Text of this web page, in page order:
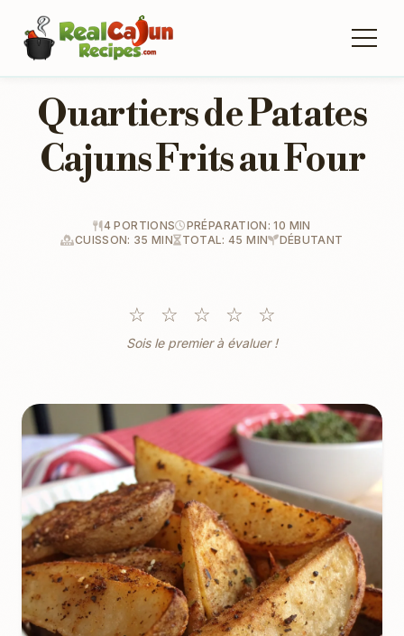
Quartiers de Patates
Cajuns Frits au Four
4 PORTIONS
PRÉPARATION: 10 MIN
CUISSON: 35 MIN
TOTAL: 45 MIN DÉBUTANT
☆ ☆ ☆ ☆ ☆
Sois le premier à évaluer !